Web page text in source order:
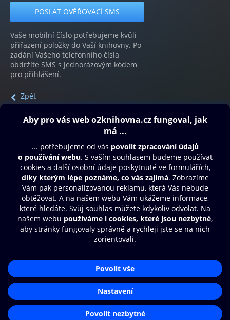
Vaše mobilní číslo potřebujeme kvůli
přiřazení položky do Vaší knihovny. Po
zadání Vašeho telefonního čísla
obdržíte SMS s jednorázovým kódem
pro přihlášení.
Zpět
Obsah ke stažení
Moje O2 Knihovna
Další zábava
© O2 Czech Republic a.s.
Přístupnost
Zásady zpracování osobních údajů
Nastavení cookies
Aplikace O2 Knihovna
Čti a poslouchej své e-knihy a
audioknihy rychleji a pohodlněji.